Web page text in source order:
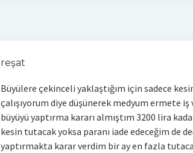
reşat
Büyülere çekinceli yaklaştığım için sadece
çalışıyorum diye düşünerek medyum ermete
büyüyü yaptırma kararı almıştım 3200 lira
kesin tutacak yoksa paranı iade edeceğim de
yaptırmakta karar verdim bir ay en fazla